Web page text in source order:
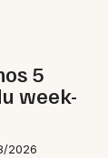
5
week-
2026